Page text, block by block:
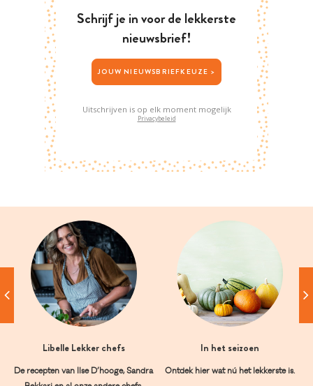
Schrijf je in voor de lekkerste
nieuwsbrief!
JOUW NIEUWSBRIEFKEUZE >
Uitschrijven is op elk moment mogelijk
Privacybeleid
Libelle Lekker chefs
De recepten van Ilse D’hooge, Sandra
In het seizoen
Ontdek hier wat nú het lekkerste is.